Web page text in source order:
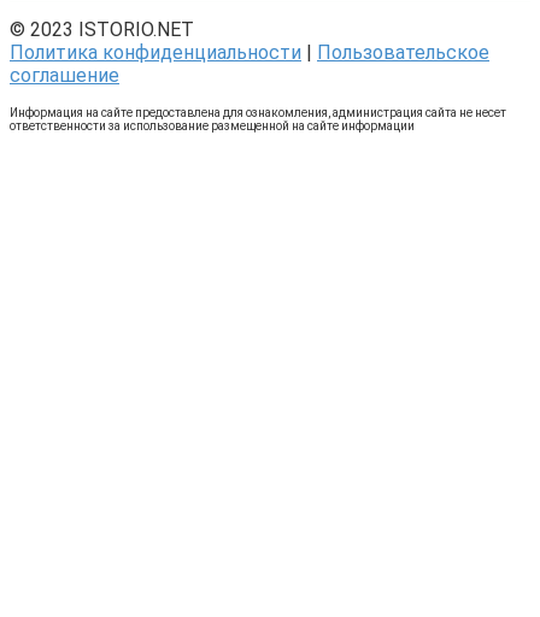
© 2023 ISTORIO.NET
Политика конфиденциальности | Пользовательское
соглашение
Информация на сайте предоставлена для ознакомления, администрация сайта не несет
ответственности за использование размещенной на сайте информации